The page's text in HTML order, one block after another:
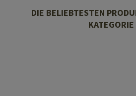
DIE BELIEBTESTEN
KATEGORIE